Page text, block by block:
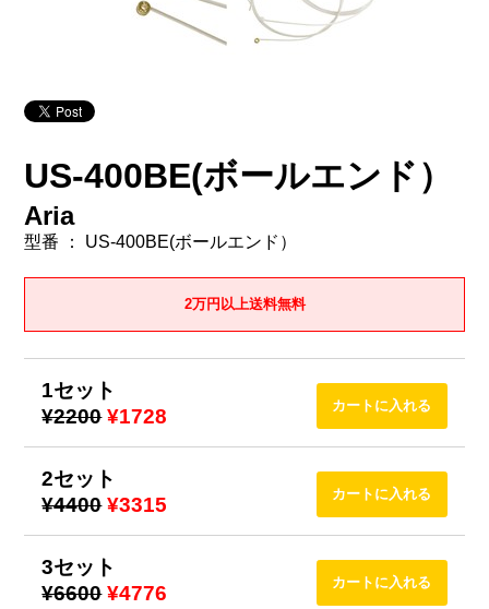
US-400BE(ボールエンド）
Aria
型番 ： US-400BE(ボールエンド）
2万円以上送料無料
1セット
¥2200 ¥1728
2セット
¥4400 ¥3315
3セット
¥6600 ¥4776